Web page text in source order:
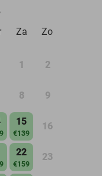
Za Zo
1 2
8 9
15
€139
16
22
€159
23